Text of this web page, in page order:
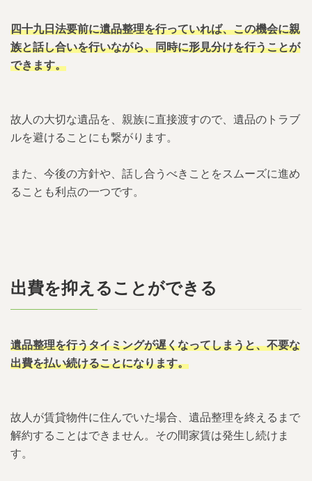
四十九日法要前に遺品整理を行っていれば、この機会に親
族と話し合いを行いながら、同時に形見分けを行うことが
できます。
故人の大切な遺品を、親族に直接渡すので、遺品のトラブ
ルを避けることにも繋がります。
また、今後の方針や、話し合うべきことをスムーズに進め
ることも利点の一つです。
出費を抑えることができる
遺品整理を行うタイミングが遅くなってしまうと、不要な
出費を払い続けることになります。
故人が賃貸物件に住んでいた場合、遺品整理を終えるまで
解約することはできません。その間家賃は発生し続けま
す。